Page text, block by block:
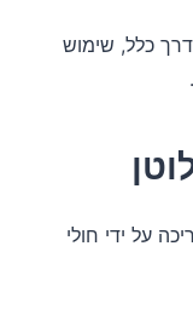
כלל, שימוש
על ידי חולי